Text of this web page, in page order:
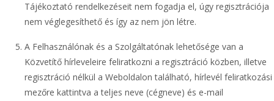
Tájékoztató rendelkezéseit nem fogadja el, úgy regisztrációja
nem véglegesíthető és így az nem jön létre.
A Felhasználónak és a Szolgáltatónak lehetősége van a
Közvetítő hírleveleire feliratkozni a regisztráció közben, illetve
regisztráció nélkül a Weboldalon található, hírlevél feliratkozási
mezőre kattintva a teljes neve (cégneve) és e-mail